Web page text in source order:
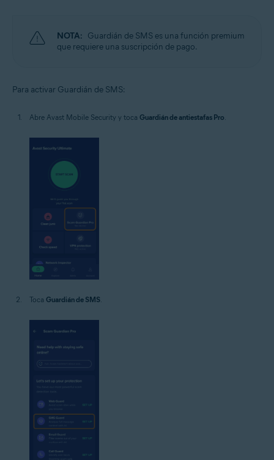
NOTA: Guardián de SMS es una función premium
que requiere una suscripción de pago.
Para activar Guardián de SMS:
Abre Avast Mobile Security y toca Guardián de antiestafas Pro.
Toca Guardián de SMS.